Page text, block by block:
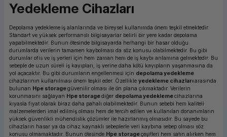
Yedekleme Cihazları
Depolama yedekleme iş alanlarında ve bireysel kullanımda önem teşkil etmektedir.
Standart ve yüksek performanslı bilgisayarlar belirli bir yere kadar depolama
yapabilmektedir. Bunun ötesinde bilgisayarda herhangi bir hasar olduğu
durumlarda verilerin tamamen kaybolması da söz konusu olabilmektedir. Bu gibi
durumlar ofis ve iş yerleri için hem zaman hem de iş kaybı anlamına gelmektedir. Bu
sebeple de uzun süreli iş kayıpları, iş yerine daha kötü kayıpların yaşanmasına da
yol açacaktır. Bu gibi durumların engellenmesi için depolama yedekleme
cihazlarının kullanılması önem teşkil eder. Özellikle yedekleme cihazlarıarasında
bulunan Hpe storagegüvenilir olması ile ön plana çıkmaktadır. Verilerin
korunmasını sağlayan Hpe storagediğer depolama yedeklemecihazlarına
kıyasla fiyat olarak biraz daha pahalı olabilmektedir. Bunun sebebi hem kaliteli
malzemelerden imal edilmiş olması hem de tercih edilen ve kullanılan donanımların
yüksek güvenlikli mühendislik çözümler ile hazırlanmış olmasıdır. Bu sayede bu
cihazların hasar ya da cihaz kaynaklı sebeplerle veri kaybına sebep olması söz
konusu olmamaktadır. Bunun ötesinde Hpe storageçeşitleri hem satın alırken hem